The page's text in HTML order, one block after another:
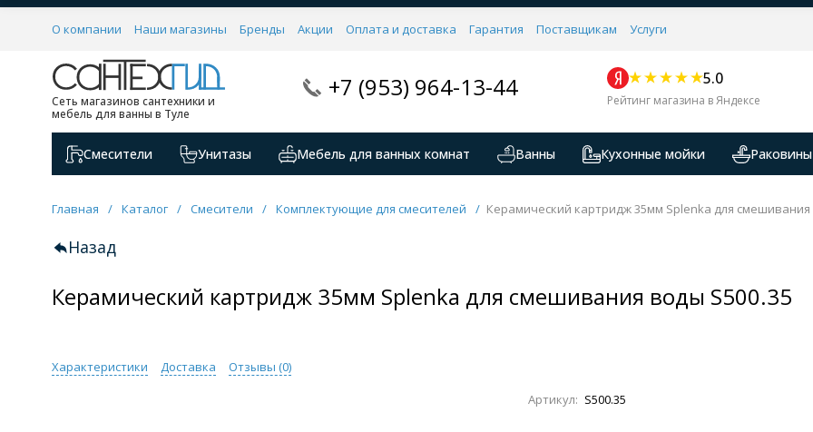
О компании Наши магазины Бренды Акции Оплата и доставка Гарантия Поставщикам Услуги
Сеть магазинов сантехники и
мебель для ванны в Туле
+7 (953) 964-13-44 5.0
Рейтинг магазина в Яндексе
Смесители Унитазы Мебель для ванных комнат Ванны Кухонные мойки Раковины
Главная / Каталог / Смесители / Комплектующие для смесителей / Керамический картридж 35мм Splenka для смешивания
Назад
Керамический картридж 35мм Splenka для смешивания воды S500.35
Характеристики Доставка Отзывы (0)
Артикул: S500.35